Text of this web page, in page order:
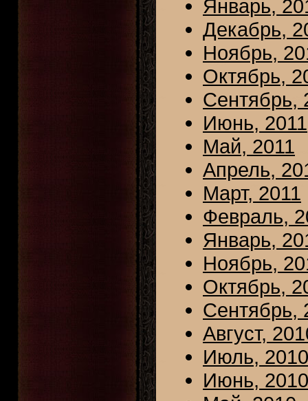
Январь,
Декабрь,
Ноябрь,
Октябрь,
Сентябрь,
Июнь, 2011
Май, 2011
Апрель,
Март, 2011
Февраль,
Январь,
Ноябрь,
Октябрь,
Сентябрь,
Август,
Июль, 2010
Июнь, 2010